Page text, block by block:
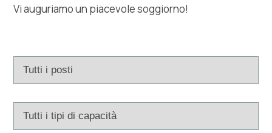
Cosa fare
Multimedia
Tourist office
Vi auguriamo un piacevole soggiorno!